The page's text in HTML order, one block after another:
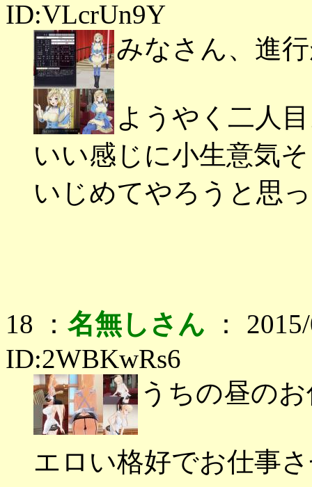
ID:VLcrUn9Y
みなさん、進
ようやく二人
いい感じに小生意気
いじめてやろうと思
18 ： 名無しさん ：
ID:2WBKwRs6
うちの昼の
エロい格好でお仕事